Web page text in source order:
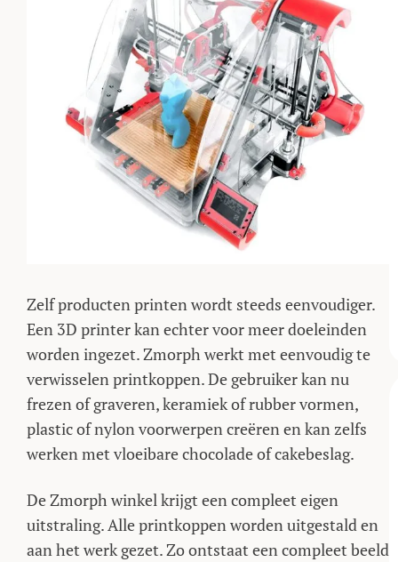
Zelf producten printen wordt steeds eenvoudiger.
Een 3D printer kan echter voor meer doeleinden
worden ingezet. Zmorph werkt met eenvoudig te
verwisselen printkoppen. De gebruiker kan nu
frezen of graveren, keramiek of rubber vormen,
plastic of nylon voorwerpen creëren en kan zelfs
werken met vloeibare chocolade of cakebeslag.
De Zmorph winkel krijgt een compleet eigen
uitstraling. Alle printkoppen worden uitgestald en
aan het werk gezet. Zo ontstaat een compleet beeld